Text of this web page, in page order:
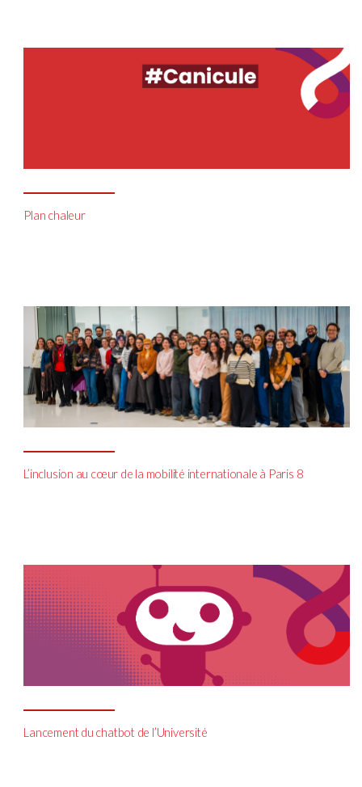
Plan chaleur
L’inclusion au cœur de la mobilité internationale à Paris 8
Lancement du chatbot de l’Université